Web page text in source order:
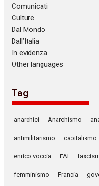
Comunicati
Culture
Dal Mondo
Dall’Italia
In evidenza
Other languages
Tag
anarchici Anarchismo
antimilitarismo capitalismo
enrico voccia FAI
femminismo Francia